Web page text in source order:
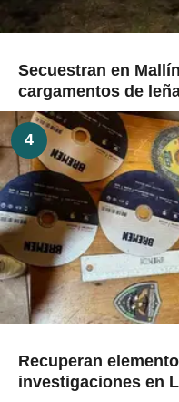
Secuestran en
cargamentos de
4
Recuperan
investigaciones en